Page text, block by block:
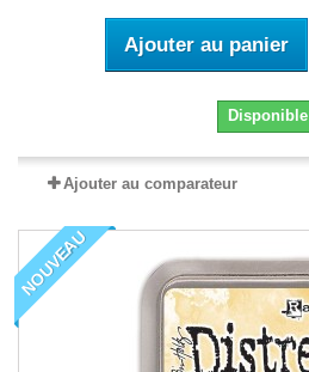
Ajouter au panier
Disponible
Ajouter au comparateur
NOUVEAU